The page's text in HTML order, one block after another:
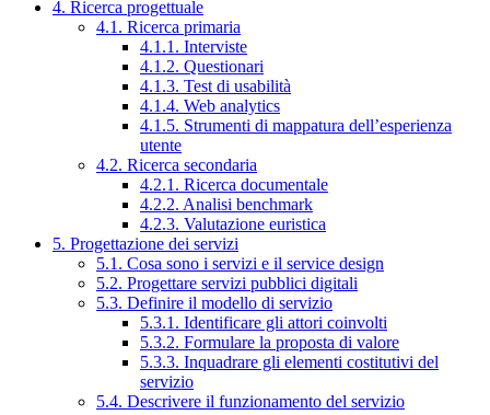
4. Ricerca progettuale
4.1. Ricerca primaria
4.1.1. Interviste
4.1.2. Questionari
4.1.3. Test di usabilità
4.1.4. Web analytics
4.1.5. Strumenti di mappatura dell’esperienza
utente
4.2. Ricerca secondaria
4.2.1. Ricerca documentale
4.2.2. Analisi benchmark
4.2.3. Valutazione euristica
5. Progettazione dei servizi
5.1. Cosa sono i servizi e il service design
5.2. Progettare servizi pubblici digitali
5.3. Definire il modello di servizio
5.3.1. Identificare gli attori coinvolti
5.3.2. Formulare la proposta di valore
5.3.3. Inquadrare gli elementi costitutivi del
servizio
5.4. Descrivere il funzionamento del servizio